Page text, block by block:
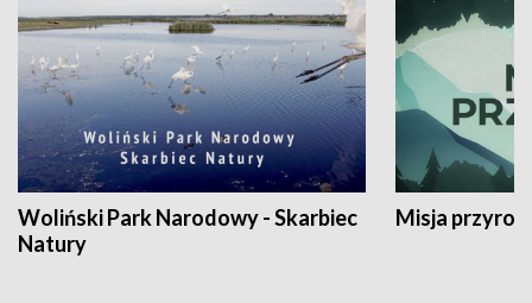
Woliński Park Narodowy - Skarbiec
Natury
Misja